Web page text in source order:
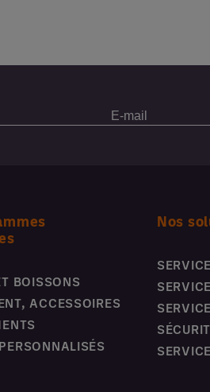
BOISSONS
ACCESSOIRES
Nos